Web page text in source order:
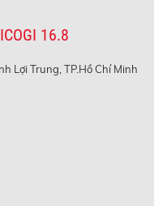
16.8
Lợi Trung, TP.Hồ Chí Minh